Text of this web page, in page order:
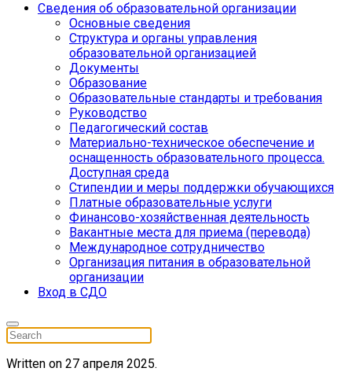
Сведения об образовательной организации
Основные сведения
Структура и органы управления
образовательной организацией
Документы
Образование
Образовательные стандарты и требования
Руководство
Педагогический состав
Материально-техническое обеспечение и
оснащенность образовательного процесса.
Доступная среда
Cтипендии и меры поддержки обучающихся
Платные образовательные услуги
Финансово-хозяйственная деятельность
Вакантные места для приема (перевода)
Международное сотрудничество
Организация питания в образовательной
организации
Вход в СДО
Written on 27 апреля 2025.